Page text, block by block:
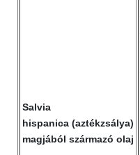
Salvia
hispanica (aztékzsálya)
magjából származó olaj